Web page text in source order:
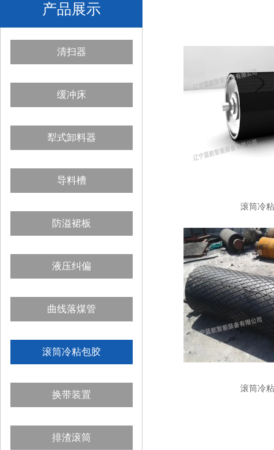
产品展示
清扫器
缓冲床
犁式卸料器
导料槽
防溢裙板
液压纠偏
曲线落煤管
滚筒冷粘包胶
换带装置
排渣滚筒
滚筒冷
滚筒冷